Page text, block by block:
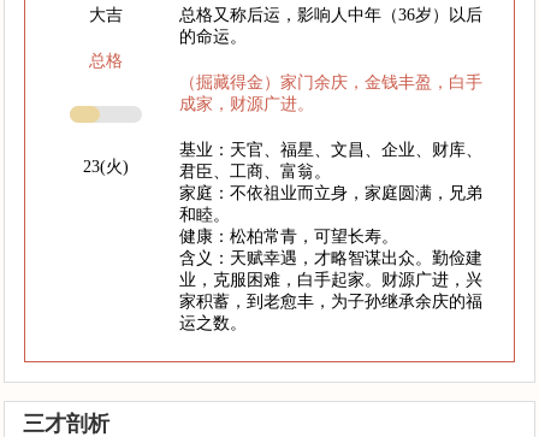
大吉
总格
23(火)
总格又称后运，影响人中年（36岁）以后
的命运。
（掘藏得金）家门余庆，金钱丰盈，白手
成家，财源广进。
基业：天官、福星、文昌、企业、财库、
君臣、工商、富翁。
家庭：不依祖业而立身，家庭圆满，兄弟
和睦。
健康：松柏常青，可望长寿。
含义：天赋幸遇，才略智谋出众。勤俭建
业，克服困难，白手起家。财源广进，兴
家积蓄，到老愈丰，为子孙继承余庆的福
运之数。
三才剖析